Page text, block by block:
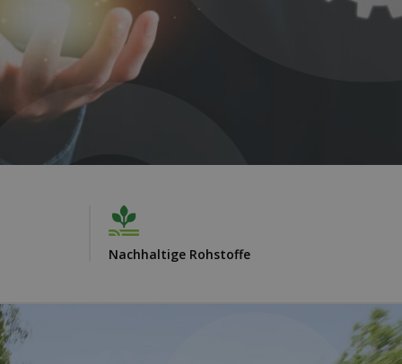
Nachhaltige Rohstoffe